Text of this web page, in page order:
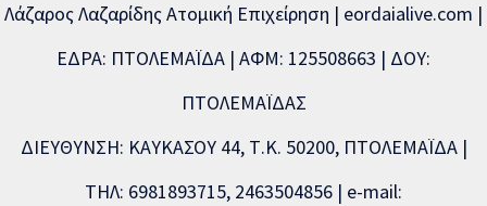
Λάζαρος Λαζαρίδης Ατομική Επιχείρηση | eordaialive.com |
ΕΔΡΑ: ΠΤΟΛΕΜΑΪΔΑ | ΑΦΜ: 125508663 | ΔΟΥ:
ΠΤΟΛΕΜΑΪΔΑΣ
ΔΙΕΥΘΥΝΣΗ: ΚΑΥΚΑΣΟΥ 44, Τ.Κ. 50200, ΠΤΟΛΕΜΑΪΔΑ |
ΤΗΛ: 6981893715, 2463504856 | e-mail: